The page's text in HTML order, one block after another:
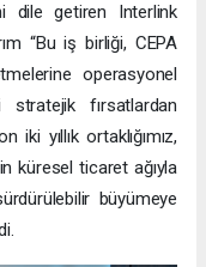
dile getiren Interlink
“Bu iş birliği, CEPA
operasyonel
stratejik fırsatlardan
yıllık ortaklığımız,
küresel ticaret ağıyla
büyümeye